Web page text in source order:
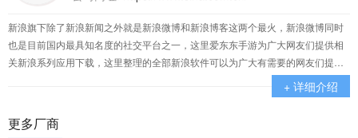
棋牌游戏
0款手游
飞行射击
48款手游
动作格斗
34款手游
83款手游
冒险解谜
新浪旗下除了新浪新闻之外就是新浪微博和新浪博客这两个最火，新浪微博同时
也是目前国内最具知名度的社交平台之一，这里爱东东手游为广大网友们提供相
关新浪系列应用下载，这里整理的全部新浪软件可以为广大有需要的网友们提供
+ 详细介绍
更多厂商